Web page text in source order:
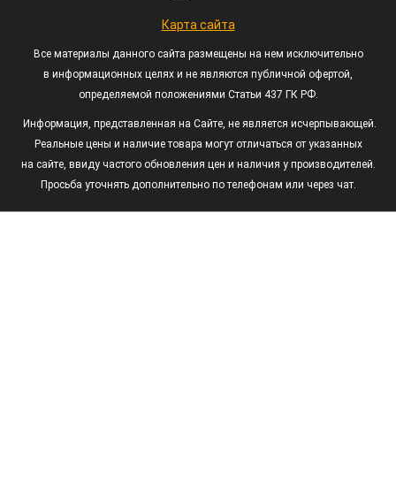
Карта сайта
Все материалы данного сайта размещены на нем исключительно
в информационных целях и не являются публичной офертой,
определяемой положениями Статьи 437 ГК РФ.
Информация, представленная на Сайте, не является исчерпывающей.
Реальные цены и наличие товара могут отличаться от указанных
на сайте, ввиду частого обновления цен и наличия у производителей.
Просьба уточнять дополнительно по телефонам или через чат.